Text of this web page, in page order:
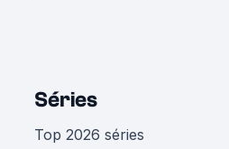
Séries
Top 2026 séries